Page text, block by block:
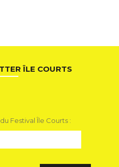
ÎLE COURTS
Festival Île Courts :